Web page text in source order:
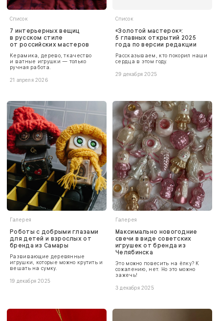
Список
7 интерьерных вещиц
в русском стиле
от российских мастеров
Керамика, дерево, ткачество
и ватные игрушки — только
ручная работа.
21 апреля 2026
Список
«Золотой мастерок»:
5 главных открытий 2025
года по версии редакции
Рассказываем, кто покорил наши
сердца в этом году.
29 декабря 2025
Галерея
Роботы с добрыми глазами
для детей и взрослых от
бренда из Самары
Развивающие деревянные
игрушки, которые можно крутить и
вешать на сумку.
19 декабря 2025
Галерея
Максимально новогодние
свечи в виде советских
игрушек от бренда из
Челябинска
Это можно повесить на ёлку? К
сожалению, нет. Но это можно
зажечь!
3 декабря 2025